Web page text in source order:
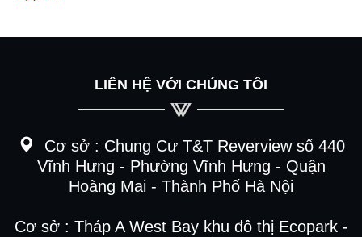
LIÊN HỆ VỚI CHÚNG TÔI
Cơ sở : Chung Cư T&T Reverview số 440
Vĩnh Hưng - Phường Vĩnh Hưng - Quận
Hoàng Mai - Thành Phố Hà Nội
Cơ sở : Tháp A West Bay khu đô thị Ecopark -